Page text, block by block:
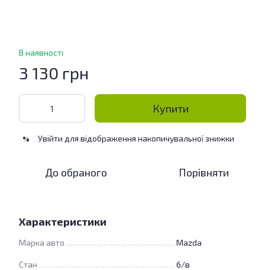
В наявності
3 130 грн
Купити
% Увійти для відображення накопичувальної знижки
До обраного Порівняти
Характеристики
Марка авто Mazda
Стан б/в